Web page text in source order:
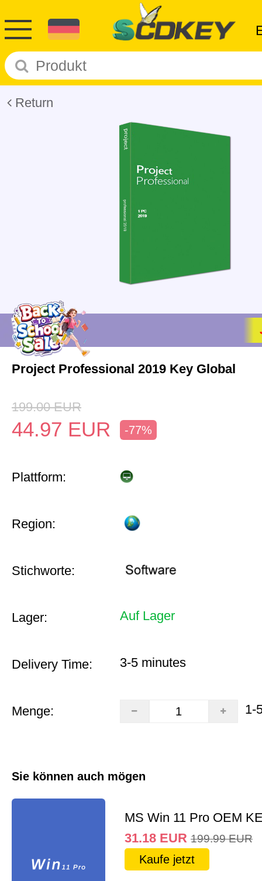
Return
Project Professional 2019 Key Global
199.00 EUR
44.97 EUR -77%
Plattform:
Region:
Stichworte:
Lager: Auf Lager
Delivery Time: 3-5 minutes
Menge: 1-
Sie können auch mögen
MS Win 11 Pro OEM
31.18 EUR 199.99 EUR
Kaufe jetzt